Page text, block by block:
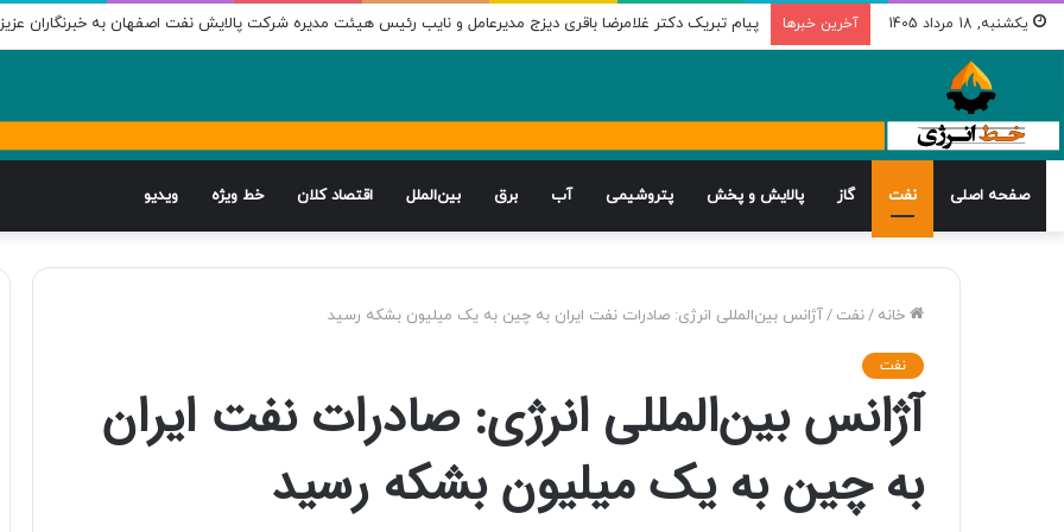
یکشنبه, 18 مرداد 1405 آخرین خبرها پیام تبریک دکتر غلامرضا باقری دیزج مدیرعامل و نایب رئیس هیئت مدیره شرکت پالایش نفت اصفهان به خبرنگاران عزیز
صفحه اصلی نفت گاز پالایش و پخش پتروشیمی آب برق بین‌الملل اقتصاد کلان خط ویژه ویدیو
خانه /نفت /آژانس بین‌المللی انرژی: صادرات نفت ایران به چین به یک میلیون بشکه رسید
نفت
آژانس بین‌المللی انرژی: صادرات نفت ایران
به چین به یک میلیون بشکه رسید